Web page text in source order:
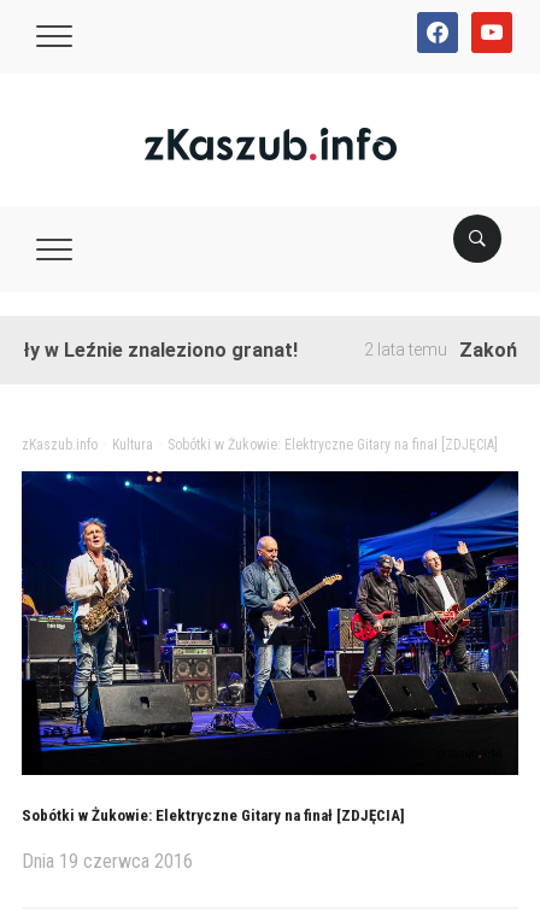
facebookyoutube
Leźnie znaleziono granat! 2 lata temu Zakończono
zKaszub.info> Kultura Sobótki w Żukowie: Elektryczne Gitary na finał [ZDJĘCIA]
Sobótki w Żukowie: Elektryczne Gitary na finał [ZDJĘCIA]
Dnia 19 czerwca 2016